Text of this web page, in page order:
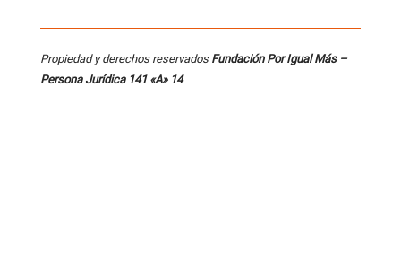
Propiedad y derechos reservados Fundación Por Igual Más –
Persona Jurídica 141 «A» 14